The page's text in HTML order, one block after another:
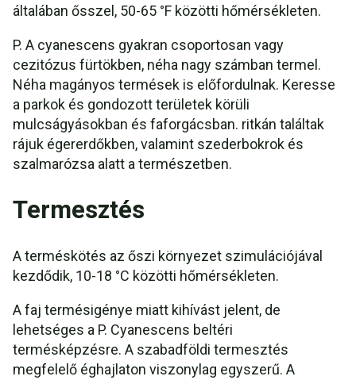
általában ősszel, 50-65 °F közötti hőmérsékleten.
P. A cyanescens gyakran csoportosan vagy
cezitózus fürtökben, néha nagy számban termel.
Néha magányos termések is előfordulnak. Keresse
a parkok és gondozott területek körüli
mulcságyásokban és faforgácsban. ritkán találtak
rájuk égererdőkben, valamint szederbokrok és
szalmarózsa alatt a természetben.
Termesztés
A terméskötés az őszi környezet szimulációjával
kezdődik, 10-18 °C közötti hőmérsékleten.
A faj termésigénye miatt kihívást jelent, de
lehetséges a P. Cyanescens beltéri
termésképzésre. A szabadföldi termesztés
megfelelő éghajlaton viszonylag egyszerű. A